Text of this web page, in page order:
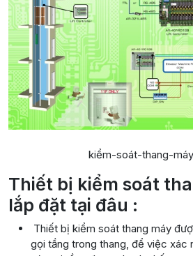
kiểm-soát-thang-
Thiết bị kiểm soát
lắp đặt tại đâu :
Thiết bị kiểm soát thang máy
gọi tầng trong thang, để việc xác